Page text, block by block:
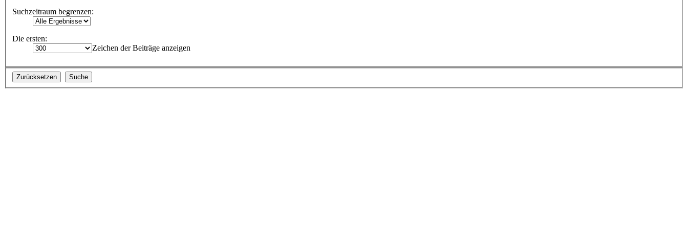
Suchzeitraum begrenzen:
Die ersten:
Zeichen der Beiträge anzeigen